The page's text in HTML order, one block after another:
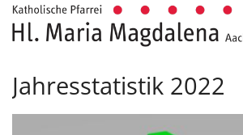
Zum Inhalt springen
Jahresstatistik 2022